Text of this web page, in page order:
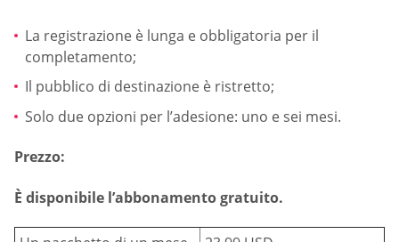
La registrazione è lunga e obbligatoria per il
completamento;
Il pubblico di destinazione è ristretto;
Solo due opzioni per l’adesione: uno e sei mesi.
Prezzo:
È disponibile l’abbonamento gratuito.